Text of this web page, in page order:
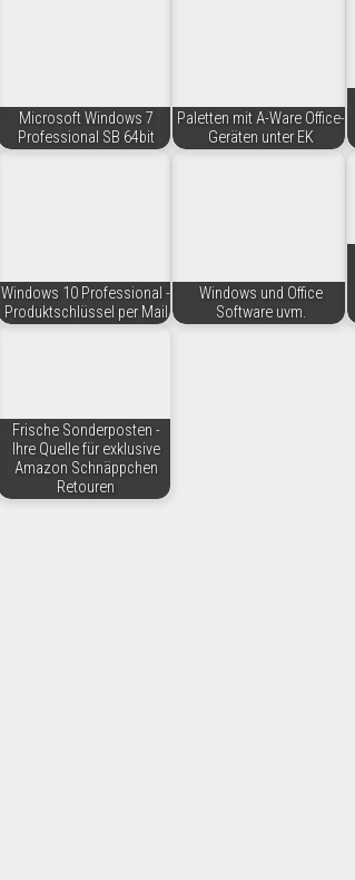
Microsoft Windows 7
Professional SB 64bit
Paletten mit A-Ware Office-
Geräten unter EK
Windows 10 Professional -
Produktschlüssel per Mail
Windows und Office
Software uvm.
Frische Sonderposten -
Ihre Quelle für exklusive
Amazon Schnäppchen
Retouren